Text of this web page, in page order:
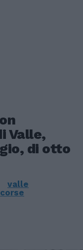
Valle,
di otto
valle
corse